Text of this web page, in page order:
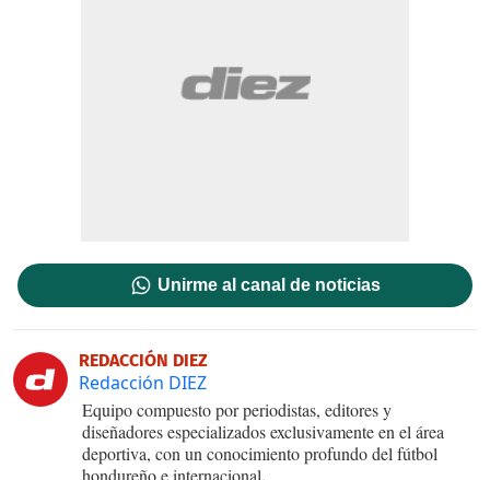
Unirme al canal de noticias
REDACCIÓN DIEZ
Redacción DIEZ
Equipo compuesto por periodistas, editores y
diseñadores especializados exclusivamente en el área
deportiva, con un conocimiento profundo del fútbol
hondureño e internacional.